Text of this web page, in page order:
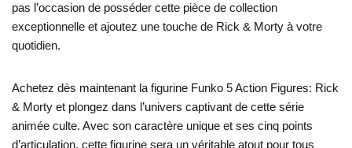
pas l’occasion de posséder cette pièce de collection
exceptionnelle et ajoutez une touche de Rick & Morty à votre
quotidien.
Achetez dès maintenant la figurine Funko 5 Action Figures: Rick
& Morty et plongez dans l’univers captivant de cette série
animée culte. Avec son caractère unique et ses cinq points
d’articulation, cette figurine sera un véritable atout pour tous